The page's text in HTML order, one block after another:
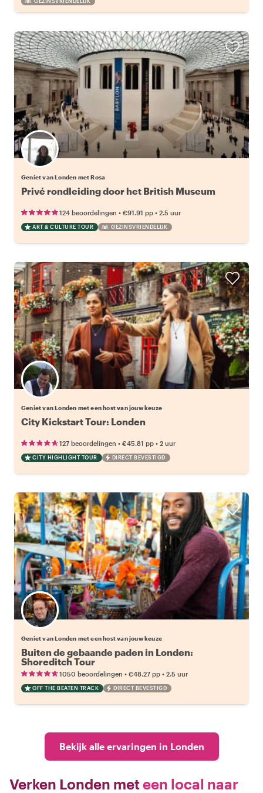
Geniet van Londen met Rosa
Privé rondleiding door het British Museum
124 beoordelingen • €91.91 pp • 2.5 uur
ART & CULTURE TOUR GEZINSVRIENDELIJK
Kies jouw favoriete local
Geniet van Londen met een host van jouw keuze
City Kickstart Tour: Londen
127 beoordelingen • €45.81 pp • 2 uur
CITY HIGHLIGHT TOUR DIRECT BEVESTIGD
Kies jouw favoriete local
Geniet van Londen met een host van jouw keuze
Buiten de gebaande paden in Londen:
Shoreditch Tour
1050 beoordelingen • €48.27 pp • 2.5 uur
OFF THE BEATEN TRACK DIRECT BEVESTIGD
Bekijk alle ervaringen in Londen
Verken Londen meteen local naar